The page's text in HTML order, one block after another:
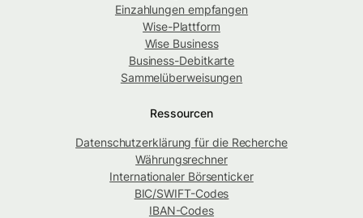
Einzahlungen empfangen
Wise-Plattform
Wise Business
Business-Debitkarte
Sammelüberweisungen
Ressourcen
Datenschutzerklärung für die Recherche
Währungsrechner
Internationaler Börsenticker
BIC/SWIFT-Codes
IBAN-Codes